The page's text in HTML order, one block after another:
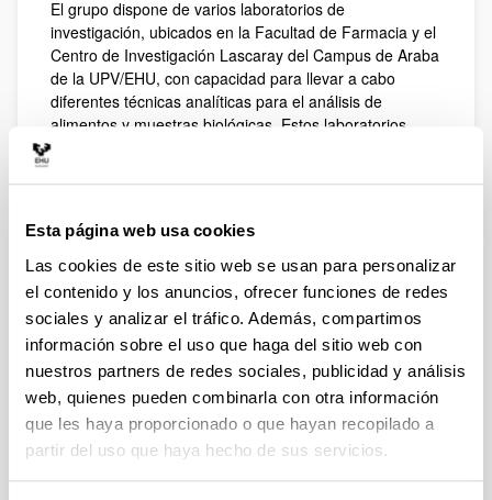
Esta página web usa cookies
Las cookies de este sitio web se usan para personalizar
el contenido y los anuncios, ofrecer funciones de redes
sociales y analizar el tráfico. Además, compartimos
información sobre el uso que haga del sitio web con
nuestros partners de redes sociales, publicidad y análisis
web, quienes pueden combinarla con otra información
que les haya proporcionado o que hayan recopilado a
partir del uso que haya hecho de sus servicios.
El grupo dispone de varios laboratorios de
investigación, ubicados en la Facultad de Farmacia y el
Centro de Investigación Lascaray del Campus de Araba
de la UPV/EHU, con capacidad para llevar a cabo
diferentes técnicas analíticas para el análisis de
alimentos y muestras biológicas. Estos laboratorios
están especializados en técnicas de preparación de
Análisis Sensorial de la UPV/EHU (LASEHU) es un
laboratorio acreditado para el control de calidad del
queso con Denominación de Origen Idiazabal así como
de otros alimentos.